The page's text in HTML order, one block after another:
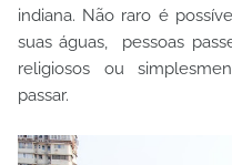
indiana. Não raro é
suas águas, pessoas
religiosos ou
passar.